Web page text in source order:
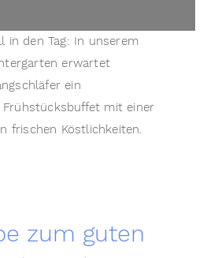
in den Tag: In unserem
erwartet
ein
Frühstücksbuffet mit einer
frischen Köstlichkeiten.
zum guten